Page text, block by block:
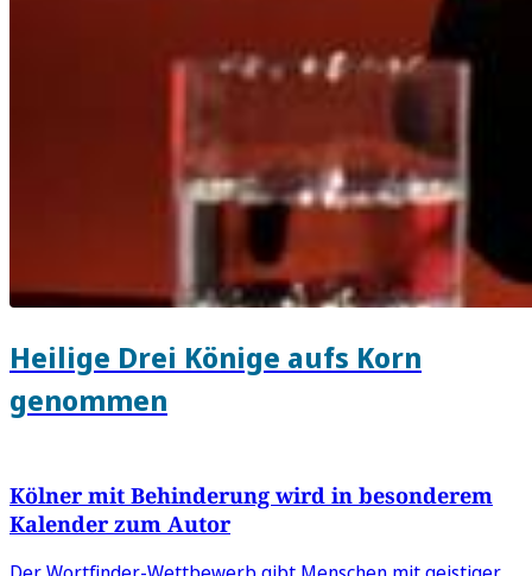
Heilige Drei Könige aufs Korn
genommen
Kölner mit Behinderung wird in besonderem
Kalender zum Autor